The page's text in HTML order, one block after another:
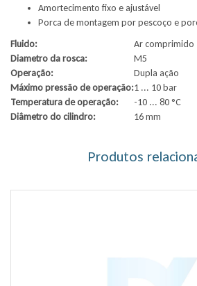
Amortecimento fixo e ajustável
Porca de montagem por pescoço e
Fluido:
Ar comprimido
Diametro da rosca:
M5
Operação:
Dupla ação
Máximo pressão de operação:1 ... 10 bar
Temperatura de operação:
-10 ... 80 °C
Diâmetro do cilindro:
16 mm
Produtos